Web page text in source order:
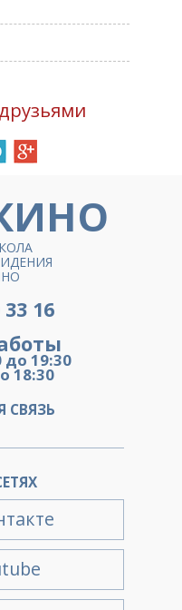
33 16
до 19:30
18:30
СВЯЗЬ